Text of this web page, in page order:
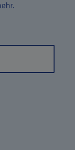
mit
uns über